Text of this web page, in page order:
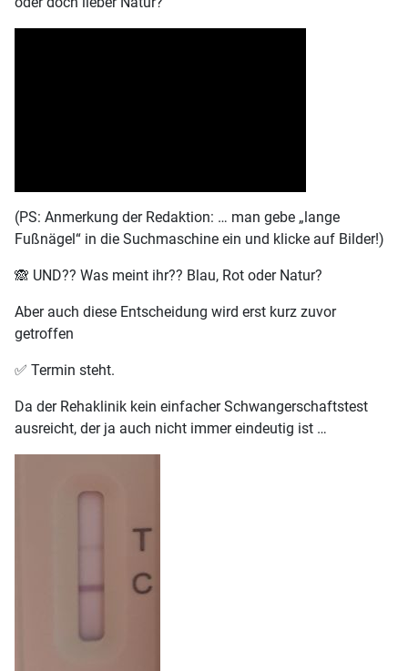
(PS: Anmerkung der Redaktion: … man gebe „lange
Fußnägel“ in die Suchmaschine ein und klicke auf Bilder!)
🙈 UND?? Was meint ihr?? Blau, Rot oder Natur?
Aber auch diese Entscheidung wird erst kurz zuvor
getroffen
✅️ Termin steht.
Da der Rehaklinik kein einfacher Schwangerschaftstest
ausreicht, der ja auch nicht immer eindeutig ist …